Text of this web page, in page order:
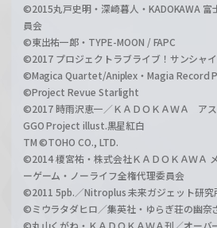
©2015丸戸史明・深崎暮人・KADOKAWA 富
員会
©東出祐一郎・TYPE-MOON / FAPC
©2017 プロジェクトラブライブ！サンシャ
©Magica Quartet/Aniplex・Magia Record
©Project Revue Starlight
©2017 時雨沢恵一／ＫＡＤＯＫＡＷＡ ア
GGO Project illust.黒星紅白
TM ©TOHO CO., LTD.
©2014 榎宮祐・株式会社ＫＡＤＯＫＡＷＡ
ーゲーム・ノーライフ全権代理委員会
©2011 5pb.／Nitroplus 未来ガジェット研究
©ミウラタダヒロ／集英社・ゆらぎ荘の幽奈
©丸山くがね・ＫＡＤＯＫＡＷＡ刊／オーバ